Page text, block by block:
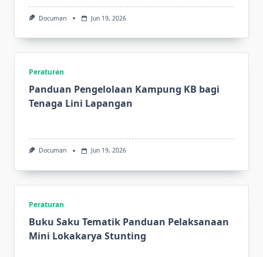
Documan Jun 19, 2026
Peraturan
Panduan Pengelolaan Kampung KB bagi
Tenaga Lini Lapangan
Documan Jun 19, 2026
Peraturan
Buku Saku Tematik Panduan Pelaksanaan
Mini Lokakarya Stunting